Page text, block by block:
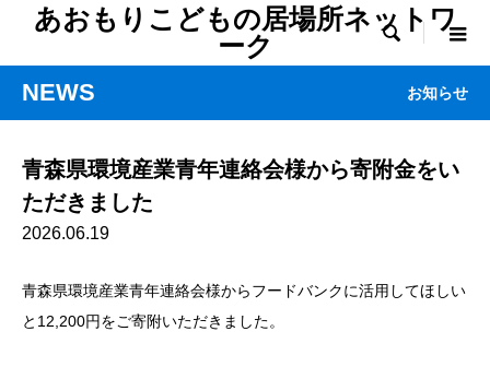
あおもりこどもの居場所ネットワ
ーク

NEWS お知らせ
青森県環境産業青年連絡会様から寄附金をい
ただきました
2026.06.19
青森県環境産業青年連絡会様からフードバンクに活用してほしい
と12,200円をご寄附いただきました。